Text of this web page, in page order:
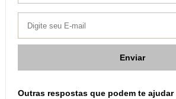
Enviar
Outras respostas que podem te ajudar